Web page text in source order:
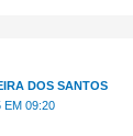
DOS SANTOS
EM 09:20